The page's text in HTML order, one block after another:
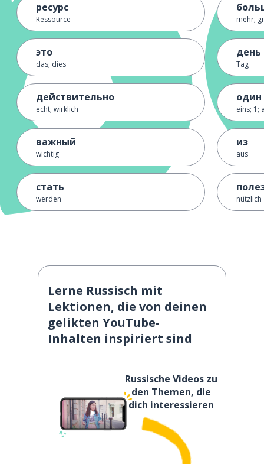
ресурс
Ressource
это
das; dies
действительно
echt; wirklich
важный
wichtig
стать
werden
mehr;
день
Tag
один
eins; 1;
из
aus
nützlich
Lerne Russisch mit
Lektionen, die von deinen
gelikten YouTube-
Inhalten inspiriert sind
Russische Videos zu
den Themen, die
dich interessieren